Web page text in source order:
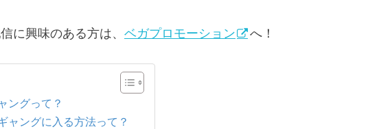
に興味のある方は、 ベガプロモーショ ン へ！
ングって？
ャングに入る方法って？